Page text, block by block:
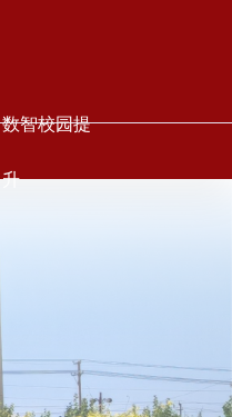
数智校园提
升